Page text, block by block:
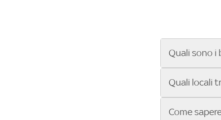
Quali sono i
Se cerchi un
ENILIVE, la
Sky Bar ti
Quali locali
Vuoi sapere
Come